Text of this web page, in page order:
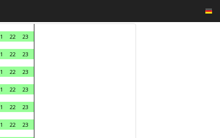
22 23
22 23
22 23
22 23
22 23
22 23